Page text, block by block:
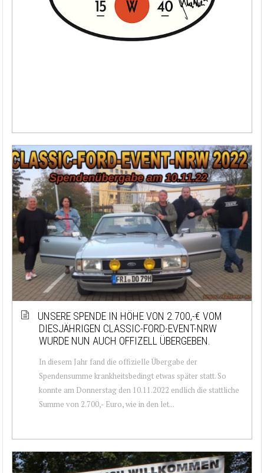
UNSERE SPENDE IN HÖHE VON 2.700,-€ VOM
DIESJÄHRIGEN CLASSIC-FORD-EVENT-NRW
WURDE NUN AUCH OFFIZELL ÜBERGEBEN.
In diesem Jahr fand die offizielle Übergabe der
Spendensumme krankheitsbedingt etwas später statt. So
konnte am Donnerstag den 10.11.2022 endlich die stattliche
Summe von 2.700,- Euro, wie in den let...